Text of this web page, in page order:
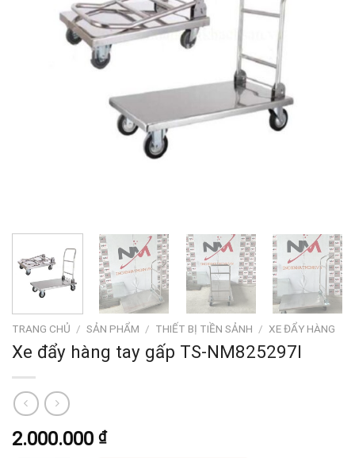
TRANG CHỦ / SẢN PHẨM / THIẾT BỊ TIỀN SẢNH / XE ĐẨY HÀNG
Xe đẩy hàng tay gấp TS-NM825297I
2.000.000 ₫